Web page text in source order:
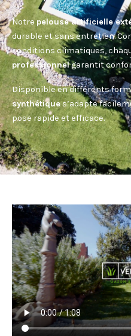
Notrepelouse artificielle
durable et sans entretien.
conditions climatiques,
professionnelgarantit
Disponible en différents
synthétiques’adapte
pose rapide et efficace.